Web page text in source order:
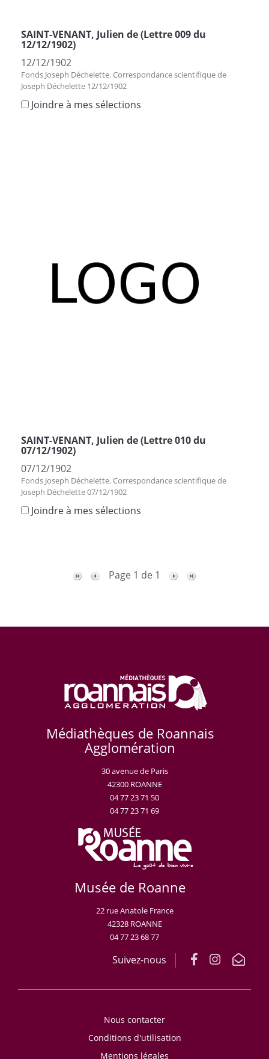
SAINT-VENANT, Julien de (Lettre 009 du
12/12/1902)
12/12/1902
Fonds Joseph Déchelette. Correspondance scientifique de
Joseph Déchelette 12/12/1902
Joindre à mes sélections
SAINT-VENANT, Julien de (Lettre 010 du
07/12/1902)
07/12/1902
Fonds Joseph Déchelette. Correspondance scientifique de
Joseph Déchelette 07/12/1902
Joindre à mes sélections
Page 1 de 1
Médiathèques de Roannais
Agglomération
30 avenue de Paris
42300 ROANNE
04 77 23 71 50
04 77 23 71 69
Musée de Roanne
22 rue Anatole France
42328 ROANNE
04 77 23 68 77
Suivez-nous
Nous contacter
Conditions d'utilisation
Mentions légales